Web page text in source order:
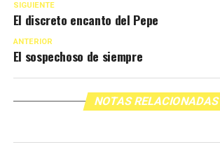
SIGUIENTE
El discreto encanto del Pepe
ANTERIOR
El sospechoso de siempre
NOTAS RELACIONADAS